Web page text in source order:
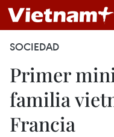
SOCIEDAD
Primer
familia
Francia